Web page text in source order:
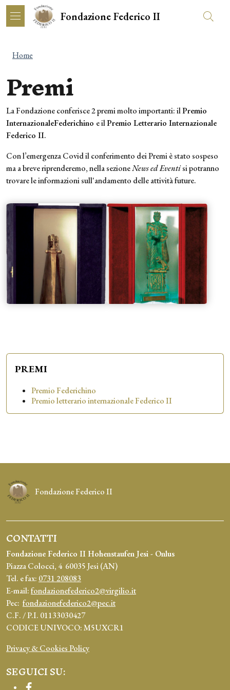
Salta al contenuto principale
Skip to footer content
Fondazione Federico II
Briciole di pane
Home
Premi
La Fondazione conferisce 2 premi molto importanti: ilPremio
InternazionaleFederichino e ilPremio Letterario Internazionale
Federico II.
Con l’emergenza Covid il conferimento dei Premi è stato sospeso
ma a breve riprenderemo, nella sezioneNews ed Eventisi potranno
trovare le informazioni sull'andamento delle attività future.
Immagine: Immagine:
PREMI
Premio Federichino
Premio letterario internazionale Federico II
Fondazione Federico II
CONTATTI
Fondazione Federico II Hohenstaufen Jesi - Onlus
Piazza Colocci, 4 60035 Jesi (AN)
Tel. e fax: 0731 208083
E-mail:fondazionefederico2@virgilio.it
Pec: fondazionefederico2@pec.it
C.F. / P.I. 01133030427
CODICE UNIVOCO: M5UXCR1
Privacy & Cookies Policy
SEGUICI SU: